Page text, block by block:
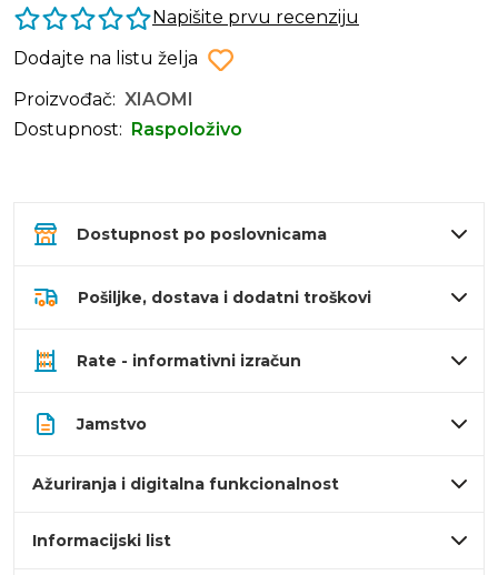
Napišite prvu recenziju
Dodajte na listu želja
Proizvođač: XIAOMI
Dostupnost:
Raspoloživo
Dostupnost po poslovnicama
Pošiljke, dostava i dodatni troškovi
Rate - informativni izračun
Jamstvo
Ažuriranja i digitalna funkcionalnost
Informacijski list